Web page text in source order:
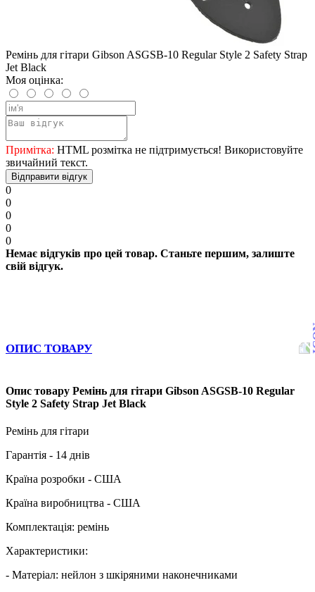
Ремінь для гітари Gibson ASGSB-10 Regular Style 2 Safety Strap
Jet Black
Моя оцінка:
Примітка: HTML розмітка не підтримується! Використовуйте
звичайний текст.
Відправити відгук
0
0
0
0
0
Немає відгуків про цей товар. Станьте першим, залиште
свій відгук.
ОПИС ТОВАРУ
Опис товару Ремінь для гітари Gibson ASGSB-10 Regular
Style 2 Safety Strap Jet Black
Ремінь для гітари
Гарантія - 14 днів
Країна розробки - США
Країна виробництва - США
Комплектація: ремінь
Характеристики:
- Матеріал: нейлон з шкіряними наконечниками